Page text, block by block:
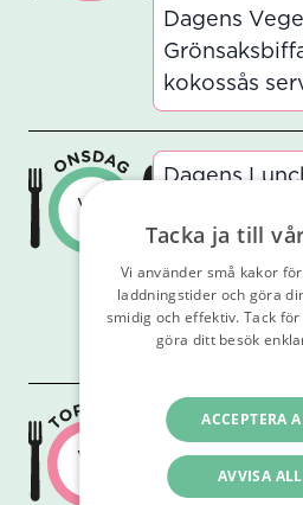
Dagens
kokossås
v11
Dagens
med
potatis
Dagens
Björkeby
och kokt
v11
Dagens
Dagens
Vegetarisk
Tacka ja till
Vi använder små kakor
laddningstider och göra
smidig och effektiv. Tack
göra ditt besök
ACCEPTERA
AVVISA